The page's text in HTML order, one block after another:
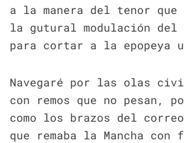
a la manera del tenor
la gutural modulación del
para cortar a la epopeya
Navegaré por las olas
con remos que no pesan,
como los brazos del
que remaba la Mancha